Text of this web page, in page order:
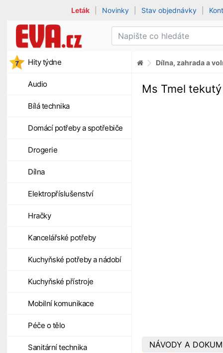
Leták Novinky Stav objednávky
Hity týdne
Audio
Bílá technika
Domácí potřeby a spotřebiče
Drogerie
Dílna
Elektropříslušenství
Hračky
Kancelářské potřeby
Kuchyňské potřeby a nádobí
Kuchyňské přístroje
Mobilní komunikace
Péče o tělo
Sanitární technika
Dílna, zahrada a
Ms Tmel
NÁVODY A